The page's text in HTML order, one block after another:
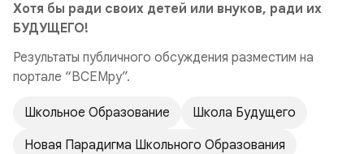
Хотя бы ради своих детей или внуков, ради их
БУДУЩЕГО!
Результаты публичного обсуждения разместим на
портале “ВСЕМру”.
Школьное Образование
Школа Будущего
Новая Парадигма Школьного Образования